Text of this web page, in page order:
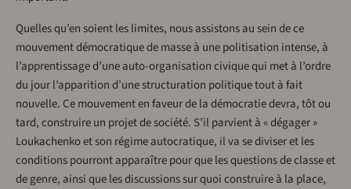
Quelles qu’en soient les limites, nous assistons au sein de ce
mouvement démocratique de masse à une politisation intense, à
l’apprentissage d’une auto-organisation civique qui met à l’ordre
du jour l’apparition d’une structuration politique tout à fait
nouvelle. Ce mouvement en faveur de la démocratie devra, tôt ou
tard, construire un projet de société. S’il parvient à « dégager »
Loukachenko et son régime autocratique, il va se diviser et les
conditions pourront apparaître pour que les questions de classe et
de genre, ainsi que les discussions sur quoi construire à la place,